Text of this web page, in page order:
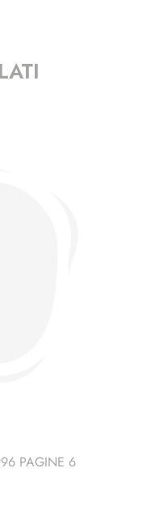
PAGINE 6